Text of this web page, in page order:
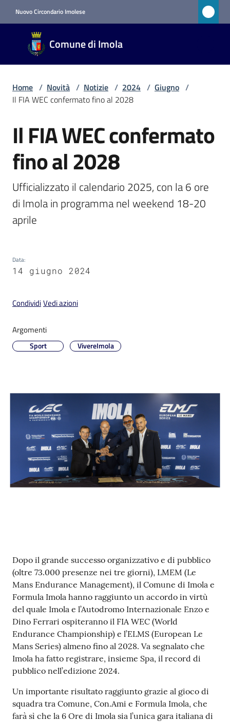
Nuovo Circondario Imolese
Comune di Imola
Comune
di Imola
RETE
Menu selezionato
Servizi
Vivere
Imola
i
i
t
a
I
Argomenti
Seguici
su
Home / Novità / Notizie / 2024 / Giugno /
Il FIA WEC confermato fino al 2028
Salta al contenuto
Il FIA WEC confermato
fino al 2028
Ufficializzato il calendario 2025, con la 6 ore
di Imola in programma nel weekend 18-20
aprile
Data:
14 giugno 2024
CondividiVedi azioni
Argomenti
Sport VivereImola
Contenuto
Dopo il grande successo organizzativo e di pubblico
(oltre 73.000 presenze nei tre giorni), LMEM (Le
Mans Endurance Management), il Comune di Imola e
Formula Imola hanno raggiunto un accordo in virtù
del quale Imola e l’Autodromo Internazionale Enzo e
Dino Ferrari ospiteranno il FIA WEC (World
Endurance Championship) e l’ELMS (European Le
Mans Series) almeno fino al 2028. Va segnalato che
Imola ha fatto registrare, insieme Spa, il record di
pubblico nell’edizione 2024.
Un importante risultato raggiunto grazie al gioco di
squadra tra Comune, Con.Ami e Formula Imola, che
farà sì che la 6 Ore di Imola sia l’unica gara italiana di